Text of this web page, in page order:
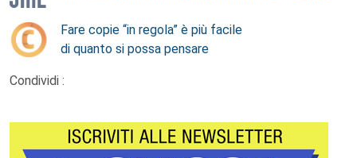
Fare copie “in regola” è più facile
di quanto si possa pensare
Condividi :